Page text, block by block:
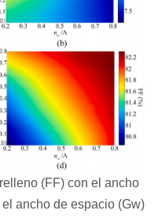
(FF) con el ancho
ancho de espacio (Gw)